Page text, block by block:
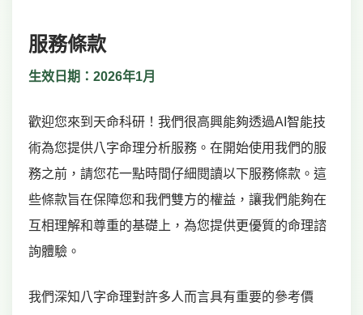
服務條款
生效日期：2026年1月
歡迎您來到天命科研！我們很高興能夠透過AI智能技
術為您提供八字命理分析服務。在開始使用我們的服
務之前，請您花一點時間仔細閱讀以下服務條款。這
些條款旨在保障您和我們雙方的權益，讓我們能夠在
互相理解和尊重的基礎上，為您提供更優質的命理諮
詢體驗。
我們深知八字命理對許多人而言具有重要的參考價